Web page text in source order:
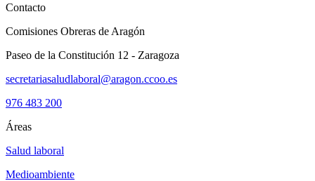
Contacto
Comisiones Obreras de Aragón
Paseo de la Constitución 12 - Zaragoza
secretariasaludlaboral@aragon.ccoo.es
976 483 200
Áreas
Salud laboral
Medioambiente